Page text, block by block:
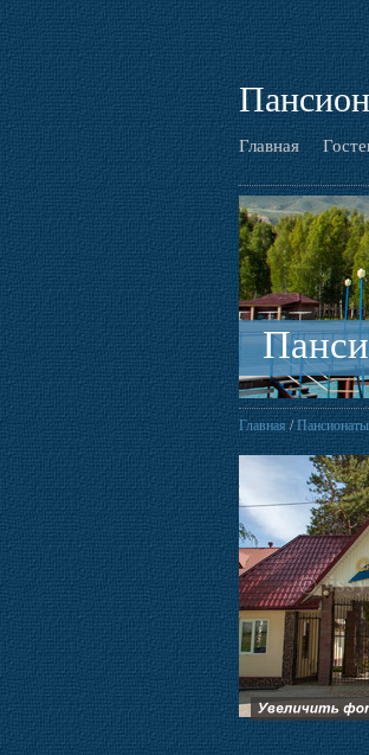
Главная
Главная /Пансионаты